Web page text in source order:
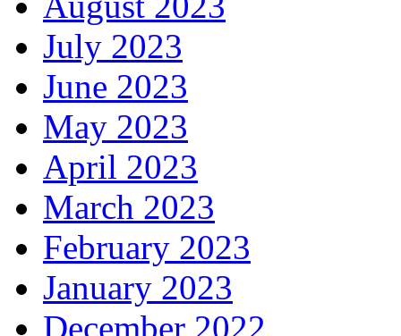
July 2023
June 2023
May 2023
April 2023
March 2023
February 2023
January 2023
December 2022